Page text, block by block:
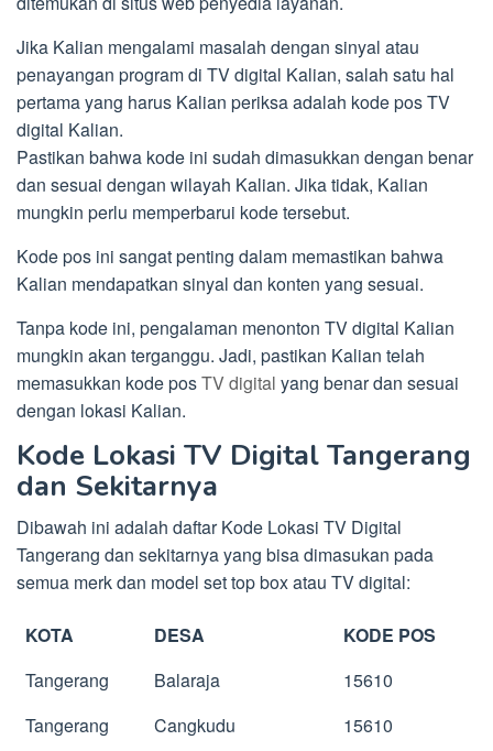
Jika Kalian mengalami masalah dengan sinyal atau
penayangan program di TV digital Kalian, salah satu hal
pertama yang harus Kalian periksa adalah kode pos TV
digital Kalian.
Pastikan bahwa kode ini sudah dimasukkan dengan benar
dan sesuai dengan wilayah Kalian. Jika tidak, Kalian
mungkin perlu memperbarui kode tersebut.
Kode pos ini sangat penting dalam memastikan bahwa
Kalian mendapatkan sinyal dan konten yang sesuai.
Tanpa kode ini, pengalaman menonton TV digital Kalian
mungkin akan terganggu. Jadi, pastikan Kalian telah
memasukkan kode posTV digital yang benar dan sesuai
dengan lokasi Kalian.
Kode Lokasi TV Digital Tangerang
dan Sekitarnya
Dibawah ini adalah daftar Kode Lokasi TV Digital
Tangerang dan sekitarnya yang bisa dimasukan pada
semua merk dan model set top box atau TV digital:
KOTA DESA
KODE POS
Tangerang
Balaraja
15610
Tangerang
Cangkudu 15610